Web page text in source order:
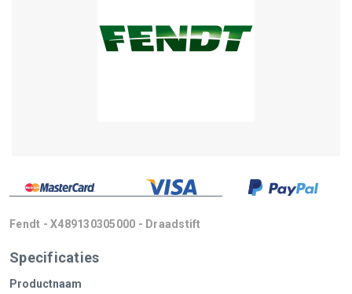
Fendt - X489130305000 - Draadstift
Specificaties
Productnaam